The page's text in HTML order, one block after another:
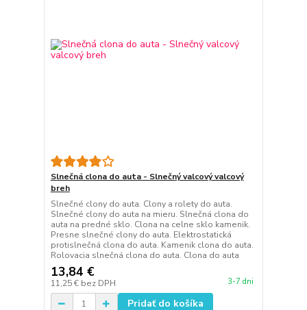
Slnečná clona do auta - Slnečný valcový valcový
breh
Slnečné clony do auta. Clony a rolety do auta.
Slnečné clony do auta na mieru. Slnečná clona do
auta na predné sklo. Clona na celne sklo kamenik.
Presne slnečné clony do auta. Elektrostatická
protislnečná clona do auta. Kamenik clona do auta.
Rolovacia slnečná clona do auta. Clona do auta
13,84 €
11,25 € bez DPH 3-7 dni
Pridať do košíka